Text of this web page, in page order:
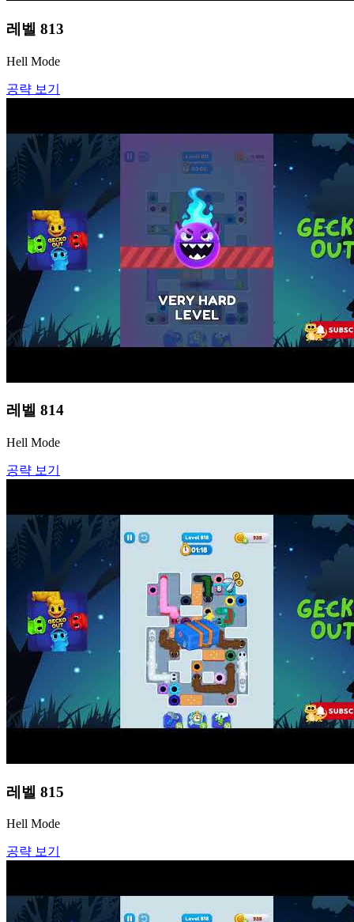
레벨 813
Hell Mode
공략 보기
레벨 814
Hell Mode
공략 보기
레벨 815
Hell Mode
공략 보기